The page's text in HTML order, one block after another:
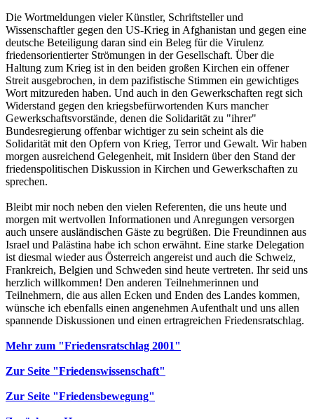
Die Wortmeldungen vieler Künstler, Schriftsteller und
Wissenschaftler gegen den US-Krieg in Afghanistan und gegen eine
deutsche Beteiligung daran sind ein Beleg für die Virulenz
friedensorientierter Strömungen in der Gesellschaft. Über die
Haltung zum Krieg ist in den beiden großen Kirchen ein offener
Streit ausgebrochen, in dem pazifistische Stimmen ein gewichtiges
Wort mitzureden haben. Und auch in den Gewerkschaften regt sich
Widerstand gegen den kriegsbefürwortenden Kurs mancher
Gewerkschaftsvorstände, denen die Solidarität zu "ihrer"
Bundesregierung offenbar wichtiger zu sein scheint als die
Solidarität mit den Opfern von Krieg, Terror und Gewalt. Wir haben
morgen ausreichend Gelegenheit, mit Insidern über den Stand der
friedenspolitischen Diskussion in Kirchen und Gewerkschaften zu
sprechen.
Bleibt mir noch neben den vielen Referenten, die uns heute und
morgen mit wertvollen Informationen und Anregungen versorgen
auch unsere ausländischen Gäste zu begrüßen. Die Freundinnen aus
Israel und Palästina habe ich schon erwähnt. Eine starke Delegation
ist diesmal wieder aus Österreich angereist und auch die Schweiz,
Frankreich, Belgien und Schweden sind heute vertreten. Ihr seid uns
herzlich willkommen! Den anderen Teilnehmerinnen und
Teilnehmern, die aus allen Ecken und Enden des Landes kommen,
wünsche ich ebenfalls einen angenehmen Aufenthalt und uns allen
spannende Diskussionen und einen ertragreichen Friedensratschlag.
Mehr zum "Friedensratschlag 2001"
Zur Seite "Friedenswissenschaft"
Zur Seite "Friedensbewegung"